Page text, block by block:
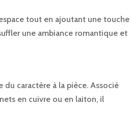
tout en ajoutant une touche
une ambiance romantique et
caractère à la pièce. Associé
en cuivre ou en laiton, il